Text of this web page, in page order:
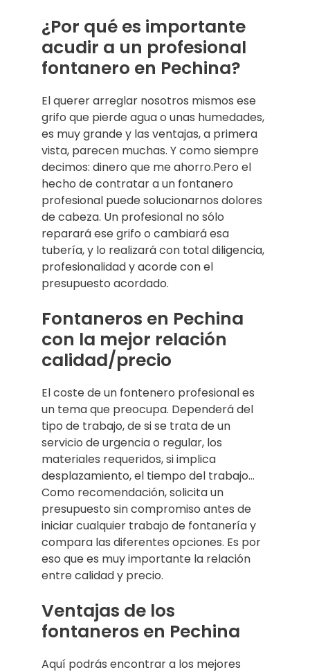
¿Por qué es importante
acudir a un profesional
fontanero en Pechina?
El querer arreglar nosotros mismos ese
grifo que pierde agua o unas humedades,
es muy grande y las ventajas, a primera
vista, parecen muchas. Y como siempre
decimos: dinero que me ahorro.Pero el
hecho de contratar a un fontanero
profesional puede solucionarnos dolores
de cabeza. Un profesional no sólo
reparará ese grifo o cambiará esa
tubería, y lo realizará con total diligencia,
profesionalidad y acorde con el
presupuesto acordado.
Fontaneros en Pechina
con la mejor relación
calidad/precio
El coste de un fontenero profesional es
un tema que preocupa. Dependerá del
tipo de trabajo, de si se trata de un
servicio de urgencia o regular, los
materiales requeridos, si implica
desplazamiento, el tiempo del trabajo…
Como recomendación, solicita un
presupuesto sin compromiso antes de
iniciar cualquier trabajo de fontanería y
compara las diferentes opciones. Es por
eso que es muy importante la relación
entre calidad y precio.
Ventajas de los
fontaneros en Pechina
Aquí podrás encontrar a los mejores